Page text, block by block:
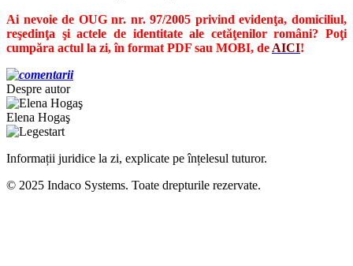
Ai nevoie de OUG nr. nr. 97/2005 privind evidenţa, domiciliul,
reşedinţa şi actele de identitate ale cetăţenilor români? Poţi
cumpăra actul la zi, în format PDF sau MOBI, de AICI!
Despre autor
Elena Hogaş
Informații juridice la zi, explicate pe înțelesul tuturor.
© 2025 Indaco Systems. Toate drepturile rezervate.